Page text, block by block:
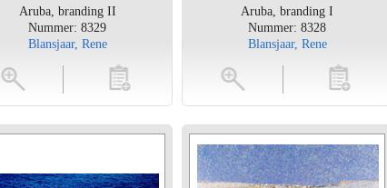
Aruba, branding II
Nummer: 8329
Blansjaar, Rene
toevoegen
Aruba, branding I
Nummer: 8328
Blansjaar, Rene
vergroten toevoegen vergroten